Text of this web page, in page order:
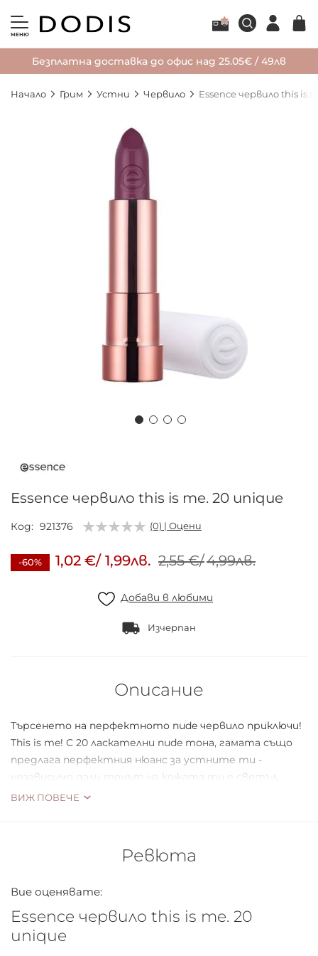
МЕНЮ
Безплатна доставка до офис над 25.05€ / 49лв
Начало Грим Устни Червило Essence червило this is
началото
галерия
със
Essence червило this is me. 20 unique
Код 921376 (0) | Оцени
-60% 1,02 €/ 1,99лв. 2,55 €/4,99лв.
Добави в любими
Изчерпан
Описание
Търсенето на перфектното nude червило приключи!
This is me! С 20 ласкателни nude тона, гамата също
предлага перфектния нюанс за устните ти -
независимо дали тонът на кожата ти е светъл,
среден, с тен или по-тъмен. Полу-матовата
устните и ноктите перфектното бюти съчетание
*Цветът на капачката може да се различава
ВИЖ ПОВЕЧЕ
Ревюта
Вие оценявате:
Essence червило this is me. 20
unique